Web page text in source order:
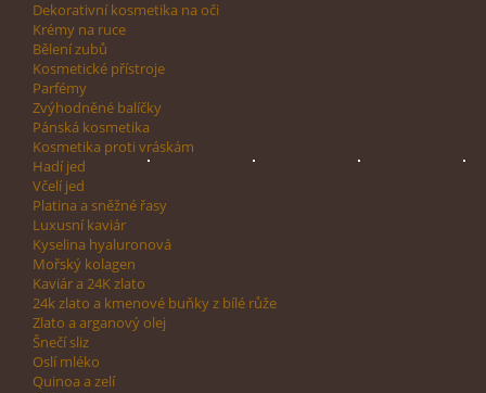
Dekorativní kosmetika na oči
Krémy na ruce
Bělení zubů
Kosmetické přístroje
Parfémy
Zvýhodněné balíčky
Pánská kosmetika
Kosmetika proti vráskám
Hadí jed
Včelí jed
Platina a sněžné řasy
Luxusní kaviár
Kyselina hyaluronová
Mořský kolagen
Kaviár a 24K zlato
24k zlato a kmenové buňky z bílé růže
Zlato a arganový olej
Šnečí sliz
Oslí mléko
Quinoa a zelí